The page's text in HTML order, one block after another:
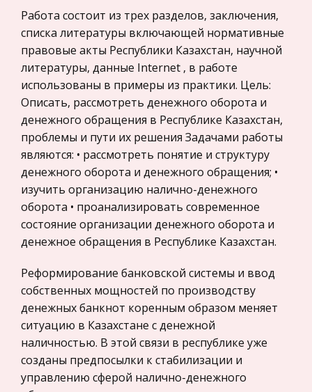
права
Микроэкономика, экономика предприятия,
предпринимательство
Нероссийское законодательство
Международные экономические и валютно-
кредитные отношения
Политология, Политистория
Биржевое дело
Радиоэлектроника
Медицина
Пищевые продукты
зарубежных стран
Государственное регулирование, Таможня,
Налоги
Транспорт
Жилищное право
промышленному развитию – ЮНИДО (UNIDO)
Появление этих организаций было вызвано
двумя взаимоисключающими причинами. Во-
первых, образованием в результате буржуазно-
демократических революций суверенных
государств, стремящихся к национальное н
Роль дидактических игр в развитии
элементарных математических представлений
дошкольника
Ребенок - “ Новичок ”, все для него полно
новизны . В игре ребенок делает открытия того,
что давно известно взрослому. Дети не ставят в
игре каких-либо иных целей, чем играть. “ Игра,
Родиться в России - с умом и талантом. Дмитрий
Сергеевич Лихачёв
Огромные знания, такт, вежливость, ловкость и
артистизм поведения помогли Лихачеву
снискать расположение академика А. С. Орлова,
тогда замдиректора ИРЛИ - Пушкинского Дома
Работа состоит из трех разделов, заключения,
списка литературы включающей нормативные
правовые акты Республики Казахстан, научной
литературы, данные Internet , в работе
использованы в примеры из практики. Цель:
Описать, рассмотреть денежного оборота и
денежного обращения в Республике Казахстан,
проблемы и пути их решения Задачами работы
являются: • рассмотреть понятие и структуру
денежного оборота и денежного обращения; •
изучить организацию налично-денежного
оборота • проанализировать современное
состояние организации денежного оборота и
денежное обращения в Республике Казахстан.
Реформирование банковской системы и ввод
собственных мощностей по производству
денежных банкнот коренным образом меняет
ситуацию в Казахстане с денежной
наличностью. В этой связи в республике уже
созданы предпосылки к стабилизации и
управлению сферой налично-денежного